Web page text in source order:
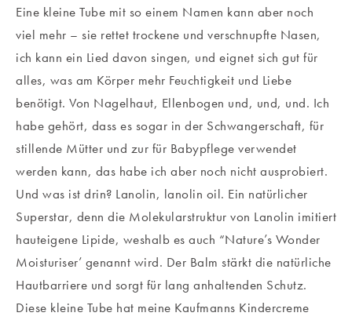
Eine kleine Tube mit so einem Namen kann aber noch
viel mehr – sie rettet trockene und verschnupfte Nasen,
ich kann ein Lied davon singen, und eignet sich gut für
alles, was am Körper mehr Feuchtigkeit und Liebe
benötigt. Von Nagelhaut, Ellenbogen und, und, und. Ich
habe gehört, dass es sogar in der Schwangerschaft, für
stillende Mütter und zur für Babypflege verwendet
werden kann, das habe ich aber noch nicht ausprobiert.
Und was ist drin? Lanolin, lanolin oil. Ein natürlicher
Superstar, denn die Molekularstruktur von Lanolin imitiert
hauteigene Lipide, weshalb es auch “Nature’s Wonder
Moisturiser’ genannt wird. Der Balm stärkt die natürliche
Hautbarriere und sorgt für lang anhaltenden Schutz.
Diese kleine Tube hat meine Kaufmanns Kindercreme